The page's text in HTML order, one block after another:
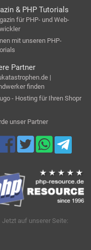
& PHP Tutorials
für PHP- und Web-
mit unseren PHP-
Partner
|
finden
- Hosting für Ihren Shopr
unser Partner
Jetzt auf unserer Seite: